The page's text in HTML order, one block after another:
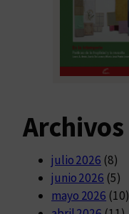
Archivos
julio 2026 (8)
junio 2026 (5)
mayo 2026 (10)